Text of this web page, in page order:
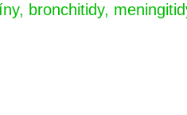
bronchitidy,